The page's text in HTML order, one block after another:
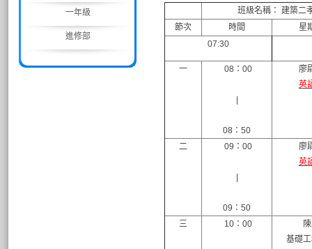
一年級
進修部
班級名稱： 建築二
節次
時間
星
07:30
一 08：00
08：50
廖
英
二 09：00
09：50
廖
英
三 10：00
基礎